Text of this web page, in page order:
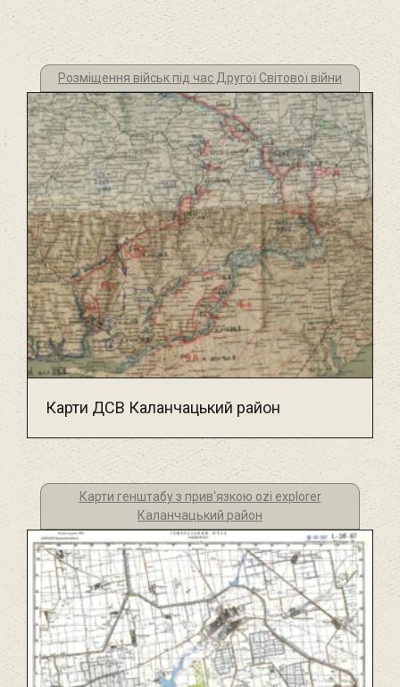
Розміщення військ під час Другої Світової війни
Карти ДСВ Каланчацький район
Карти генштабу з прив'язкою ozi explorer
Каланчацький район